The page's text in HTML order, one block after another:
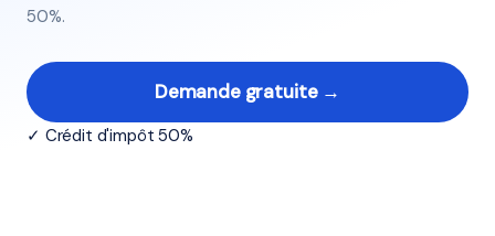
50%.
Demande gratuite →
✓ Crédit d'impôt 50%